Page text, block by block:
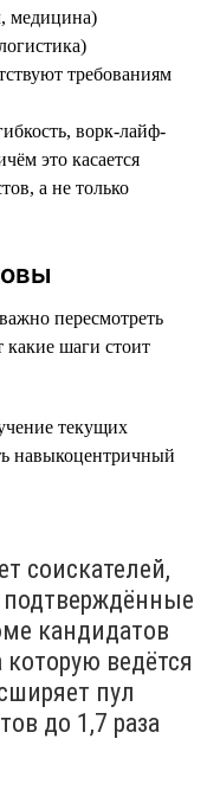
медицина)
требованиям
ворк-лайф-
это касается
а не только
пересмотреть
шаги стоит
текущих
навыкоцентричный
соискателей,
кандидатов
ведётся
пул
до 1,7 раза